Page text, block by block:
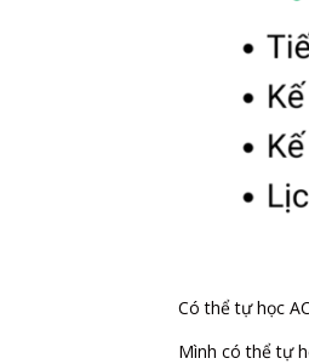
Có thể tự học
Mình có thể tự